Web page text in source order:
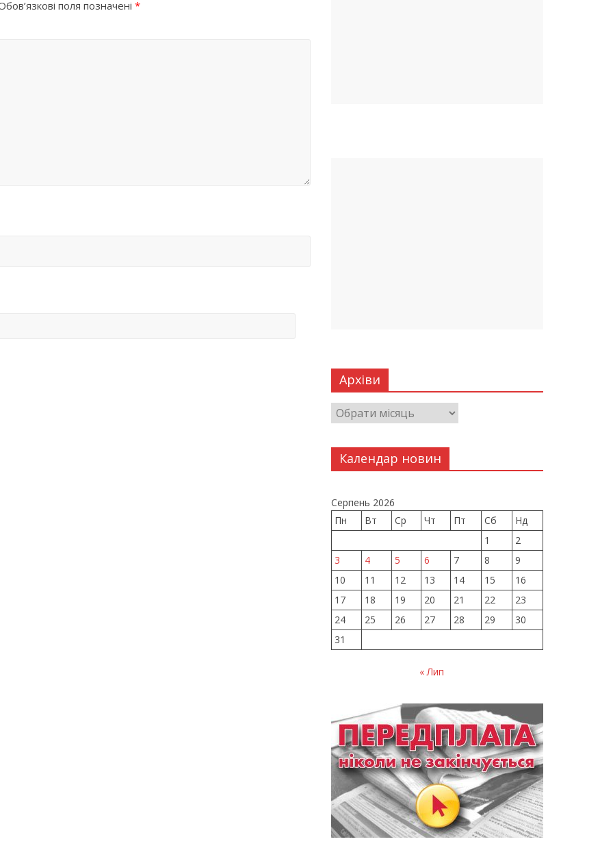
поля позначені *
Архіви
Календар новин
Серпень 2026
Пн
Вт Ср Чт Пт Сб
Нд
1
2
3
4 5 6 7 8
9
10
11 12 13 14 15
16
17
18 19 20 21 22
23
24
25 26 27 28 29
30
31
« Лип